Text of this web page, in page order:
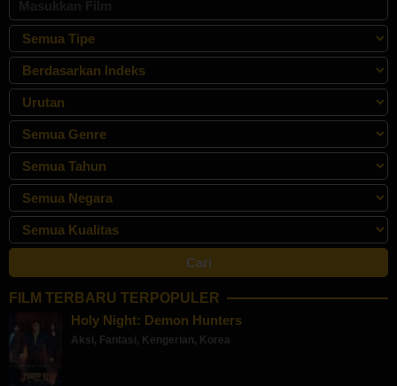
FILM TERBARU TERPOPULER
Holy Night: Demon Hunters
Aksi, Fantasi, Kengerian, Korea